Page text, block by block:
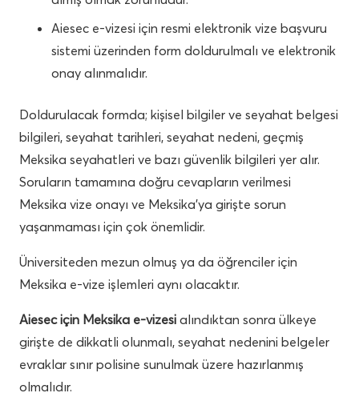
Aiesec e-vizesi için resmi elektronik vize başvuru
sistemi üzerinden form doldurulmalı ve elektronik
onay alınmalıdır.
Doldurulacak formda; kişisel bilgiler ve seyahat belgesi
bilgileri, seyahat tarihleri, seyahat nedeni, geçmiş
Meksika seyahatleri ve bazı güvenlik bilgileri yer alır.
Soruların tamamına doğru cevapların verilmesi
Meksika vize onayı ve Meksika’ya girişte sorun
yaşanmaması için çok önemlidir.
Üniversiteden mezun olmuş ya da öğrenciler için
Meksika e-vize işlemleri aynı olacaktır.
Aiesec için Meksika e-vizesi alındıktan sonra ülkeye
girişte de dikkatli olunmalı, seyahat nedenini belgeler
evraklar sınır polisine sunulmak üzere hazırlanmış
olmalıdır.